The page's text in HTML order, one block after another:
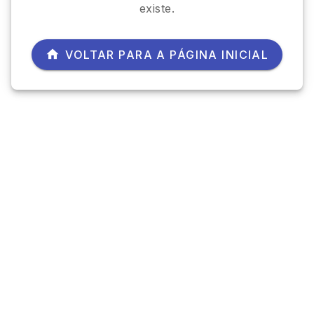
existe.
VOLTAR PARA A PÁGINA INICIAL